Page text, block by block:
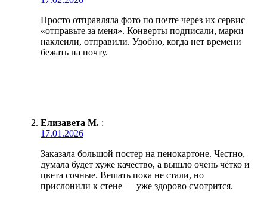
Просто отправляла фото по почте через их сервис
«отправьте за меня». Конверты подписали, марки
наклеили, отправили. Удобно, когда нет времени
бежать на почту.
Елизавета М. :
17.01.2026
Заказала большой постер на пенокартоне. Честно,
думала будет хуже качество, а вышло очень чётко и
цвета сочные. Вешать пока не стали, но
прислонили к стене — уже здорово смотрится.